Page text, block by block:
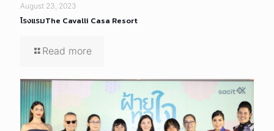
August 23, 2023
โรงแรมThe Cavalli Casa Resort
Read more